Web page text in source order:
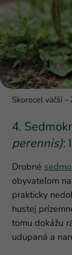
Skorocel väčší
4.
perennis):
Drobné
obyvateľom
prakticky
hustej
tomu dokážu
udupaná a